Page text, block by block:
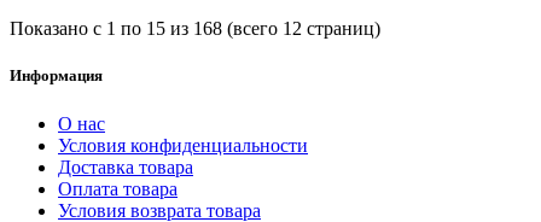
Показано с 1 по 15 из 168 (всего 12 страниц)
Информация
О нас
Условия конфиденциальности
Доставка товара
Оплата товара
Условия возврата товара